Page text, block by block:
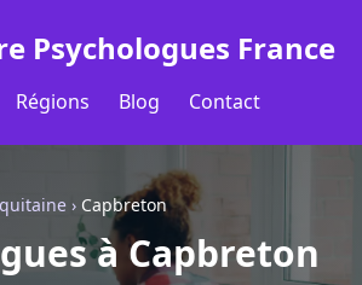
Psychologues France
Régions Blog Contact
› Capbreton
à Capbreton